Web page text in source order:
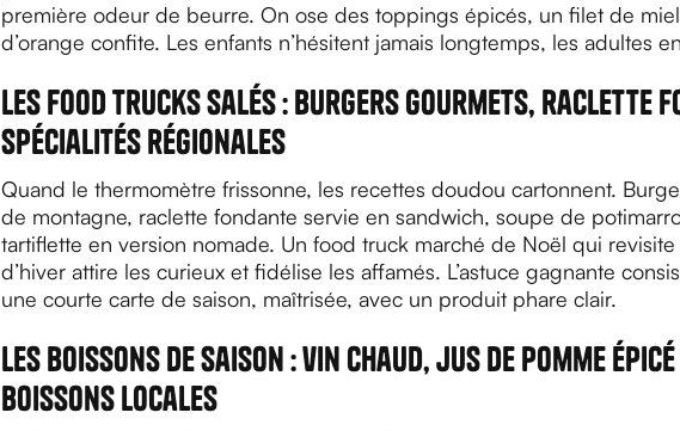
première odeur de beurre. On ose des toppings épicés, un filet de
d’orange confite. Les enfants n’hésitent jamais longtemps, les adultes
Les food trucks salés : burgers gourmets, raclette
spécialités régionales
Quand le thermomètre frissonne, les recettes doudou cartonnent.
de montagne, raclette fondante servie en sandwich, soupe de
tartiflette en version nomade. Un food truck marché de Noël qui revisite
d’hiver attire les curieux et fidélise les affamés. L’astuce gagnante
une courte carte de saison, maîtrisée, avec un produit phare clair.
Les boissons de saison : vin chaud, jus de pomme
boissons locales